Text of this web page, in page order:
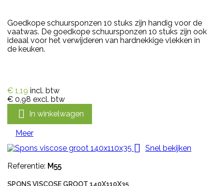
Goedkope schuursponzen 10 stuks zijn handig voor de
vaatwas. De goedkope schuursponzen 10 stuks zijn ook
ideaal voor het verwijderen van hardnekkige vlekken in
de keuken.
€ 1,19 incl. btw
€ 0,98 excl. btw
 In winkelwagen
Meer

Snel bekijken
Referentie: M55
SPONS VISCOSE GROOT 140X110X35